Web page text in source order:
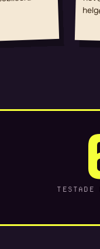
TESTADE